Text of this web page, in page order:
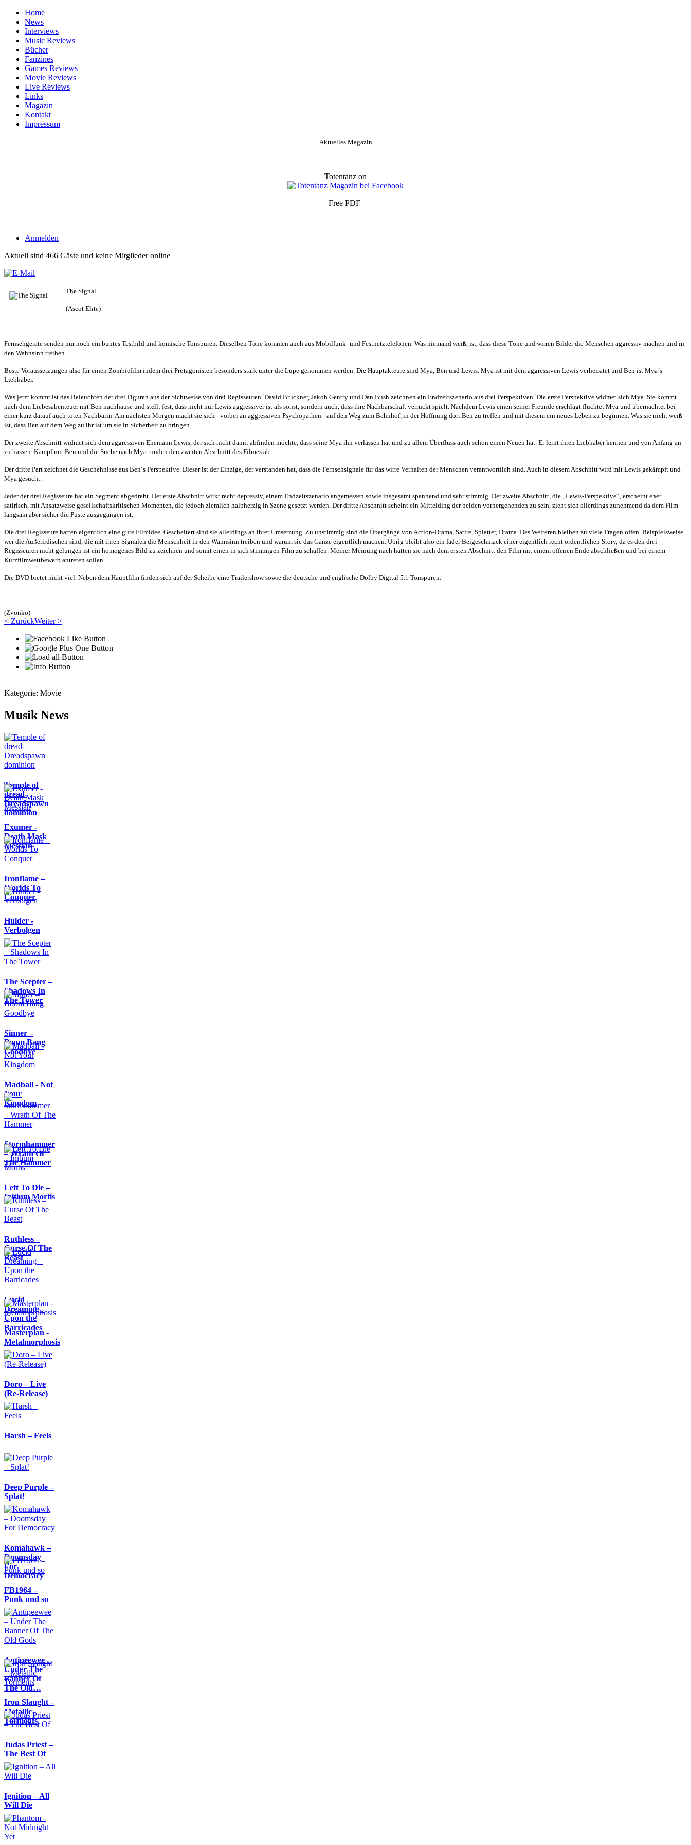
Home
News
Interviews
Music Reviews
Bücher
Fanzines
Games Reviews
Movie Reviews
Live Reviews
Links
Magazin
Kontakt
Impressum
Aktuelles Magazin
Totentanz on
Free PDF
Anmelden
Aktuell sind 466 Gäste und keine Mitglieder online
The Signal
(Ascot Elite)
Fernsehgeräte senden nur noch ein buntes Testbild und komische Tonspuren. Dieselben Töne kommen auch aus Mobilfunk- und Festnetztelefonen. Was niemand weiß, ist, dass diese Töne und wirren Bilder die Menschen aggressiv machen und in
den Wahnsinn treiben.
Beste Voraussetzungen also für einen Zombiefilm indem drei Protagonisten besonders stark unter die Lupe genommen werden. Die Hauptakteure sind Mya, Ben und Lewis. Mya ist mit dem aggressiven Lewis verheiratet und Ben ist Mya´s
Liebhaber.
Was jetzt kommt ist das Beleuchten der drei Figuren aus der Sichtweise von drei Regisseuren. David Bruckner, Jakob Gentry und Dan Bush zeichnen ein Endzeitszenario aus drei Perspektiven. Die erste Perspektive widmet sich Mya. Sie kommt
nach dem Liebesabenteuer mit Ben nachhause und stellt fest, dass nicht nur Lewis aggressiver ist als sonst, sondern auch, dass ihre Nachbarschaft verrückt spielt. Nachdem Lewis einen seiner Freunde erschlägt flüchtet Mya und übernachtet bei
einer kurz darauf auch toten Nachbarin. Am nächsten Morgen macht sie sich - vorbei an aggressiven Psychopathen - auf den Weg zum Bahnhof, in der Hoffnung dort Ben zu treffen und mit diesem ein neues Leben zu beginnen. Was sie nicht weiß
ist, dass Ben auf dem Weg zu ihr ist um sie in Sicherheit zu bringen.
Der zweite Abschnitt widmet sich dem aggressiven Ehemann Lewis, der sich nicht damit abfinden möchte, dass seine Mya ihn verlassen hat und zu allem Überfluss auch schon einen Neuen hat. Er lernt ihren Liebhaber kennen und von Anfang an
zu hassen. Kampf mit Ben und die Suche nach Mya runden den zweiten Abschnitt des Filmes ab.
Der dritte Part zeichnet die Geschehnisse aus Ben´s Perspektive. Dieser ist der Einzige, der verstanden hat, dass die Fernsehsignale für das wirre Verhalten der Menschen verantwortlich sind. Auch in diesem Abschnitt wird mit Lewis gekämpft und
Mya gesucht.
Jeder der drei Regisseure hat ein Segment abgedreht. Der erste Abschnitt wirkt recht depressiv, einem Endzeitszenario angemessen sowie insgesamt spannend und sehr stimmig. Der zweite Abschnitt, die „Lewis-Perspektive“, erscheint eher
satirisch, mit Ansatzweise gesellschaftskritischen Momenten, die jedoch ziemlich halbherzig in Szene gesetzt werden. Der dritte Abschnitt scheint ein Mittelding der beiden vorhergehenden zu sein, zieht sich allerdings zunehmend da dem Film
langsam aber sicher die Puste ausgegangen ist.
Die drei Regisseure hatten eigentlich eine gute Filmidee. Gescheitert sind sie allerdings an ihrer Umsetzung. Zu unstimmig sind die Übergänge von Action-Drama, Satire, Splatter, Drama. Des Weiteren bleiben zu viele Fragen offen. Beispielsweise
wer die Außerirdischen sind, die mit ihren Signalen die Menschheit in den Wahnsinn treiben und warum sie das Ganze eigentlich machen. Übrig bleibt also ein fader Beigeschmack einer eigentlich recht ordentlichen Story, da es den drei
Regisseuren nicht gelungen ist ein homogenes Bild zu zeichnen und somit einen in sich stimmigen Film zu schaffen. Meiner Meinung nach hätten sie nach dem ersten Abschnitt den Film mit einem offenen Ende abschließen und bei einem
Kurzfilmwettbewerb antreten sollen.
Die DVD bietet nicht viel. Neben dem Hauptfilm finden sich auf der Scheibe eine Trailershow sowie die deutsche und englische Dolby Digital 5.1 Tonspuren.
(Zvonko)
< ZurückWeiter >
Kategorie: Movie
Musik News
Temple of
dread-
Dreadspawn
dominion
Exumer -
Death Mask
Messiah
Ironflame –
Worlds To
Conquer
Hulder -
Verbolgen
The Scepter –
Shadows In
The Tower
Sinner –
Boom Bang
Goodbye
Madball - Not
Your
Kingdom
Stormhammer
– Wrath Of
The Hammer
Left To Die –
Initium Mortis
Ruthless –
Curse Of The
Beast
Lucid
Dreaming –
Upon the
Barricades
Masterplan -
Metalmorphosis
Doro – Live
(Re-Release)
Harsh – Feels
Deep Purple –
Splat!
Komahawk –
Doomsday
For
Democracy
FB1964 –
Punk und so
Antipeewee –
Under The
Banner Of
The Old…
Iron Slaught –
Metallic
Torments
Judas Priest –
The Best Of
Ignition – All
Will Die